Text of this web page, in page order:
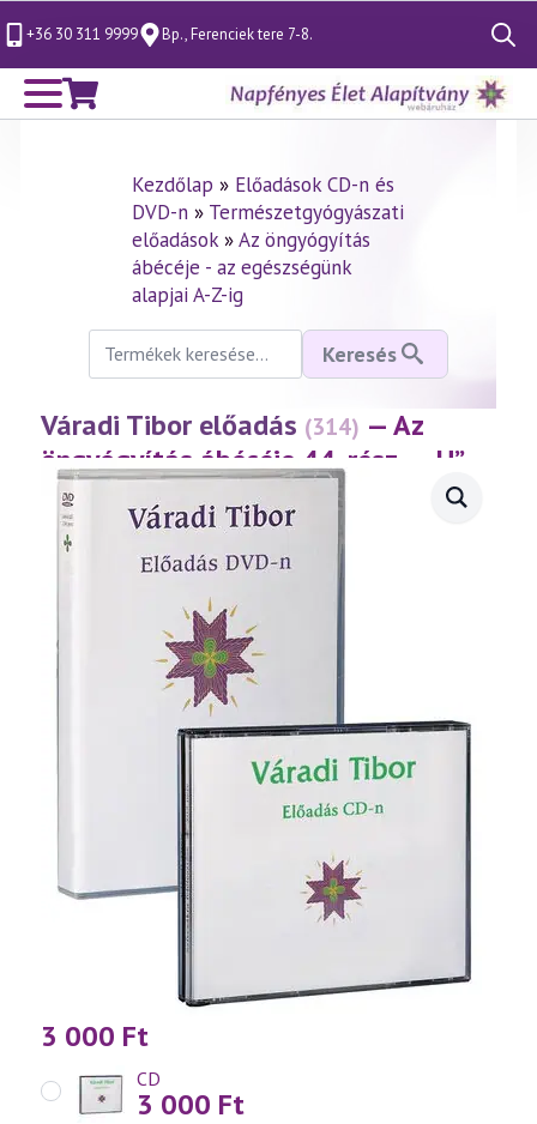
+36 30 311 9999 Bp., Ferenciek tere 7-8.
Search
for:
Kezdőlap » Előadások CD-n és
DVD-n» Természetgyógyászati
előadások»Az öngyógyítás
ábécéje - az egészségünk
alapjai A-Z-ig
Keresés
következőre:
Keresés
Váradi Tibor előadás (314) — Az
öngyógyítás ábécéje 44. rész – „H”
(2003.11.14.)
3 000 Ft
CD
3 000 Ft